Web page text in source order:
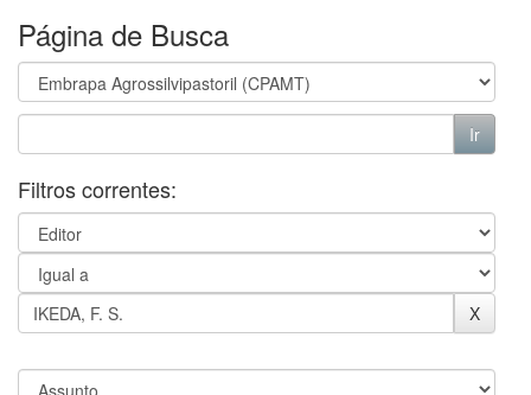
Página de Busca
Filtros correntes: